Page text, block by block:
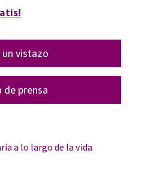
un vistazo
de prensa
a lo largo de la vida